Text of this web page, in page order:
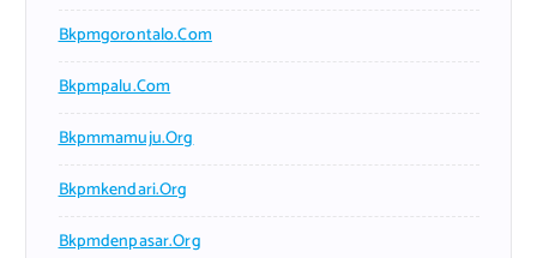
Bkpmgorontalo.com
Bkpmpalu.com
Bkpmmamuju.org
Bkpmkendari.org
Bkpmdenpasar.org